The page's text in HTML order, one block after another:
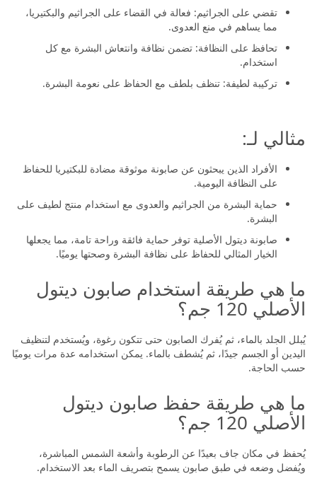
تقضي على الجراثيم: فعالة في القضاء على الجراثيم والبكتيريا،
مما يساهم في منع العدوى.
تحافظ على النظافة: تضمن نظافة وانتعاش البشرة مع كل
استخدام.
تركيبة لطيفة: تنظف بلطف مع الحفاظ على نعومة البشرة.
مثالي لـ:
الأفراد الذين يبحثون عن صابونة موثوقة مضادة للبكتيريا للحفاظ
على النظافة اليومية.
حماية البشرة من الجراثيم والعدوى مع استخدام منتج لطيف على
البشرة.
صابونة ديتول الأصلية توفر حماية فائقة وراحة تامة، مما يجعلها
الخيار المثالي للحفاظ على نظافة البشرة وصحتها يوميًا.
ما هي طريقة استخدام صابون ديتول
الأصلي 120 جم؟
يُبلل الجلد بالماء، ثم يُفرك الصابون حتى تتكون رغوة، ويُستخدم لتنظيف
اليدين أو الجسم جيدًا، ثم يُشطف بالماء. يمكن استخدامه عدة مرات يوميًا
حسب الحاجة.
ما هي طريقة حفظ صابون ديتول
الأصلي 120 جم؟
يُحفظ في مكان جاف بعيدًا عن الرطوبة وأشعة الشمس المباشرة،
ويُفضل وضعه في طبق صابون يسمح بتصريف الماء بعد الاستخدام.